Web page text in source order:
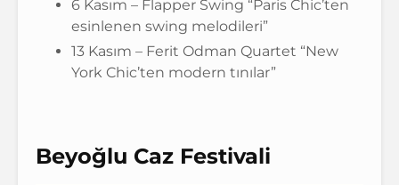
6 Kasım – Flapper Swing “Paris Chic’ten
esinlenen swing melodileri”
13 Kasım – Ferit Odman Quartet “New
York Chic’ten modern tınılar”
Beyoğlu Caz Festivali